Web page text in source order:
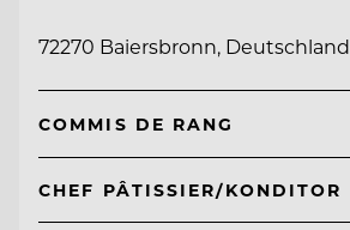
72270 Baiersbronn, Deutschland
COMMIS DE RANG
CHEF PÂTISSIER/KONDITOR